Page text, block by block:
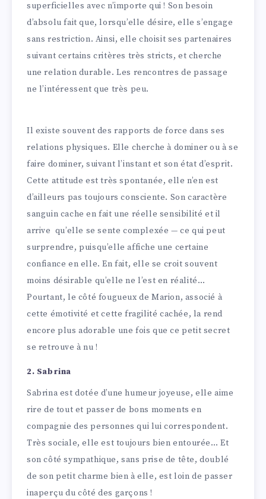
superficielles avec n’importe qui ! Son besoin
d’absolu fait que, lorsqu’elle désire, elle s’engage
sans restriction. Ainsi, elle choisit ses partenaires
suivant certains critères très stricts, et cherche
une relation durable. Les rencontres de passage
ne l’intéressent que très peu.
Il existe souvent des rapports de force dans ses
relations physiques. Elle cherche à dominer ou à se
faire dominer, suivant l’instant et son état d’esprit.
Cette attitude est très spontanée, elle n’en est
d’ailleurs pas toujours consciente. Son caractère
sanguin cache en fait une réelle sensibilité et il
arrive qu’elle se sente complexée — ce qui peut
surprendre, puisqu’elle affiche une certaine
confiance en elle. En fait, elle se croit souvent
moins désirable qu’elle ne l’est en réalité…
Pourtant, le côté fougueux de Marion, associé à
cette émotivité et cette fragilité cachée, la rend
encore plus adorable une fois que ce petit secret
se retrouve à nu !
2. Sabrina
Sabrina est dotée d’une humeur joyeuse, elle aime
rire de tout et passer de bons moments en
compagnie des personnes qui lui correspondent.
Très sociale, elle est toujours bien entourée… Et
son côté sympathique, sans prise de tête, doublé
de son petit charme bien à elle, est loin de passer
inaperçu du côté des garçons !